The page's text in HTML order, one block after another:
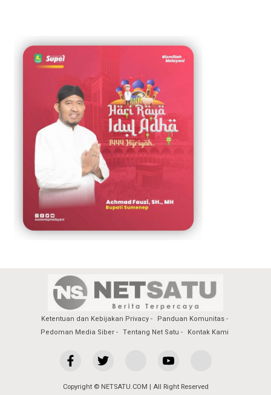
Ketentuan dan Kebijakan Privacy
Panduan Komunitas
Pedoman Media Siber
Tentang Net Satu Kontak Kami
Copyright © NETSATU.COM | All Right Reserved